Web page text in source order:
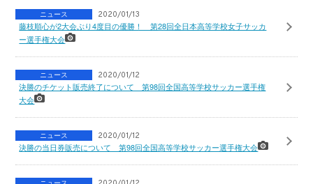
ニュース 2020/01/13
藤枝順心が2大会ぶり4度目の優勝！ 第28回全日本高等学校女子サッカ
ー選手権大会
ニュース 2020/01/12
決勝のチケット販売終了について 第98回全国高等学校サッカー選手権
大会
ニュース 2020/01/12
決勝の当日券販売について 第98回全国高等学校サッカー選手権大会